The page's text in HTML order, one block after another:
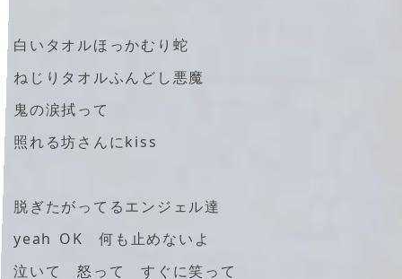
白いタオルほっかむり蛇
ねじりタオルふんどし悪魔
鬼の涙拭って
照れる坊さんにkiss
脱ぎたがってるエンジェル達
yeah OK 何も止めないよ
泣いて 怒って すぐに笑って